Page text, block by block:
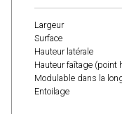
Largeur
Surface
Hauteur latérale
Hauteur faîtage (point
Modulable dans la
Entoilage